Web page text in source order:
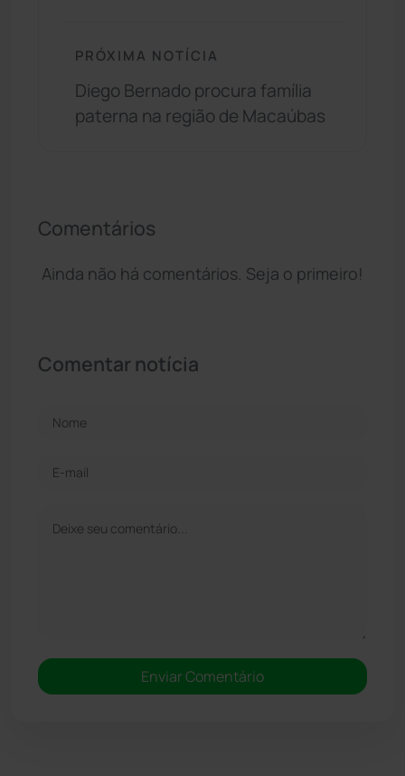
PRÓXIMA NOTÍCIA
Diego Bernado procura família
paterna na região de Macaúbas
Comentários
Ainda não há comentários. Seja o primeiro!
Comentar notícia